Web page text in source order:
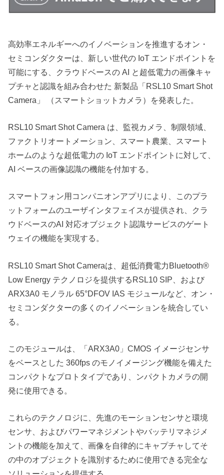
高効率エネルギーへのイノベーションを推進するオン・
セミコンダクターは、新しい世代の IoT エンドポイントを
可能にする、クラウドベースの AI と超低電力の画像キャ
プチャと認識を組み合わせた 新製品「RSL10 Smart Shot
Camera」 （スマートショットカメラ）を発表した。
RSL10 Smart Shot Camera は、監視カメラ、制限領域、
ファクトリオートメーション、スマート農業、スマート
ホームのような超低電力の IoT エンドポイントに対して、
AI ベースの画像認識の機能を付加する。
スマートフォン用コンパニオンアプリにより、このプラ
ットフォームのユーザインタフェイスが提供され、クラ
ウドベースのAI 対応オブジェクト認識サービスのゲート
ウェイの機能を実現する。
RSL10 Smart Shot Cameraは、超低消費電力Bluetooth®
Low Energy テクノロジを提供するRSL10 SIP、および
ARX3A0 モノラル 65°DFOV IAS モジュールなど、オン・
セミコンダクターの多くのイノベーションを統合してい
る。
このモジュールは、「ARX3A0」CMOS イメージセンサ
をベースとした 360fps のモノイメージング機能を備えた
コンパクトなプロトタイプであり、ンパクトカメラの開
発に使用できる。
これらのテクノロジに、先進のモーションセンサと環境
センサ、およびパワーマネジメントやバッテリマネジメ
ントの機能を加えて、画像を自律的にキャプチャしてそ
の中のオブジェクトを識別するために使用できる完全な